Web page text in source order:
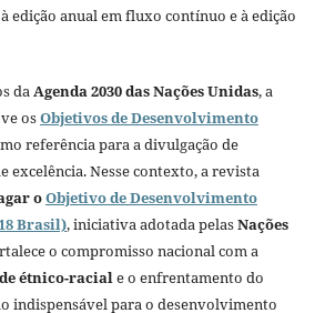
edição anual em fluxo contínuo e à edição
daAgenda 2030 das Nações Unidas, a
osObjetivos de Desenvolvimento
referência para a divulgação de
excelência. Nesse contexto, a revista
oObjetivo de Desenvolvimento
Brasil), iniciativa adotada pelasNações
o compromisso nacional com a
étnico-raciale o enfrentamento do
indispensável para o desenvolvimento